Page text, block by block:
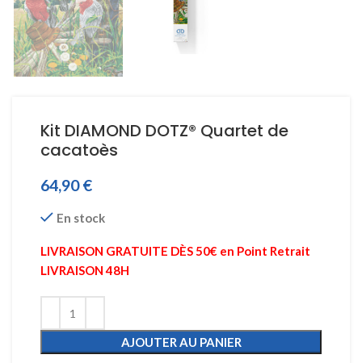
Kit DIAMOND DOTZ® Quartet de
cacatoès
64,90€
En stock
LIVRAISON GRATUITE DÈS 50€ en Point Retrait
LIVRAISON 48H
AJOUTER AU PANIER